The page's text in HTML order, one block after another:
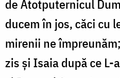
de Atotputernicul
ducem în jos, căci cu
mirenii ne
zis și Isaia după ce